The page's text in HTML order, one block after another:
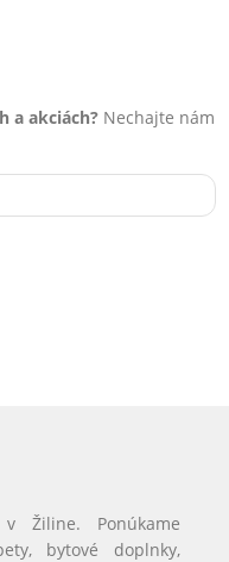
a akciách? Nechajte nám
Žiline. Ponúkame
bytové doplnky,